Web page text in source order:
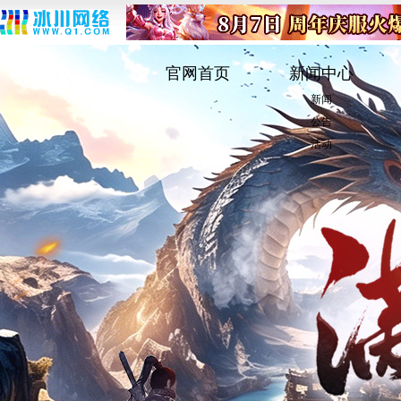
官网首页 新闻中心
新闻
公告
活动